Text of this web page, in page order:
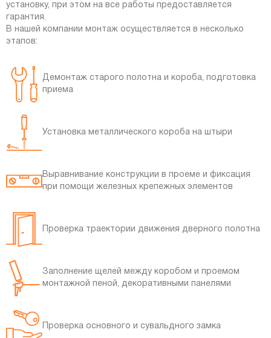
установку, при этом на все работы предоставляется
гарантия.
В нашей компании монтаж осуществляется в несколько
этапов:
Демонтаж старого полотна и короба, подготовка
приема
Установка металлического короба на штыри
Выравнивание конструкции в проеме и фиксация
при помощи железных крепежных элементов
Проверка траектории движения дверного полотна
Заполнение щелей между коробом и проемом
монтажной пеной, декоративными панелями
Проверка основного и сувальдного замка